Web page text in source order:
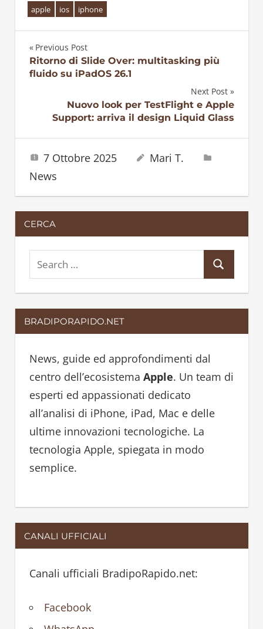
apple ios iphone
Navigazione
Previous Post
Ritorno di Slide Over: multitasking più
fluido su iPadOS 26.1
Next Post
Nuovo look per TestFlight e Apple
Support: arriva il design Liquid Glass
7 Ottobre 2025
Mari T.
News
CERCA
e
a
r
c
e
a
BRADIPORAPIDO.NET
News, guide ed approfondimenti dal
centro dell’ecosistema Apple. Un team di
esperti ed appassionati dedicato
all’analisi di iPhone, iPad, Mac e delle
ultime innovazioni tecnologiche. La
tecnologia Apple, spiegata in modo
semplice.
CANALI UFFICIALI
Canali ufficiali BradipoRapido.net:
Facebook